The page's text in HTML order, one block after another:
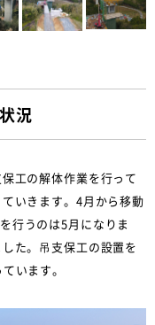
況
工の解体作業を行って
いきます。4月から移動
行うのは5月になりま
た。吊支保工の設置を
います。